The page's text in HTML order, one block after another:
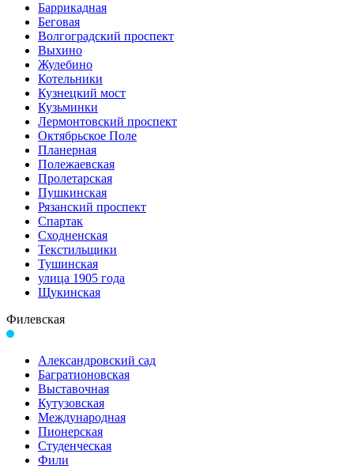
Баррикадная
Беговая
Волгоградский проспект
Выхино
Жулебино
Котельники
Кузнецкий мост
Кузьминки
Лермонтовский проспект
Октябрьское Поле
Планерная
Полежаевская
Пролетарская
Пушкинская
Рязанский проспект
Спартак
Сходненская
Текстильщики
Тушинская
улица 1905 года
Щукинская
Филевская
Александровский сад
Багратионовская
Выставочная
Кутузовская
Международная
Пионерская
Студенческая
Фили